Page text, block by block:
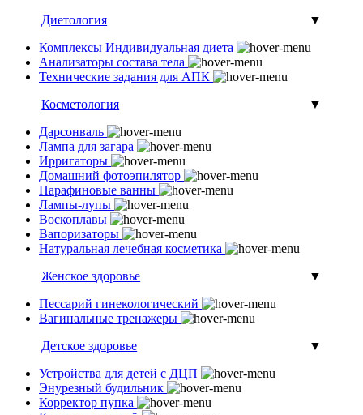
Диетология
▼
Комплексы Индивидуальная диета
Анализаторы состава тела
Технические задания для АПК
Косметология
▼
Дарсонваль
Лампа для загара
Ирригаторы
Домашний фотоэпилятор
Парафиновые ванны
Лампы-лупы
Воскоплавы
Вапоризаторы
Натуральная лечебная косметика
Женское здоровье
▼
Пессарий гинекологический
Вагинальные тренажеры
Детское здоровье
▼
Устройства для детей с ДЦП
Энурезный будильник
Корректор пупка